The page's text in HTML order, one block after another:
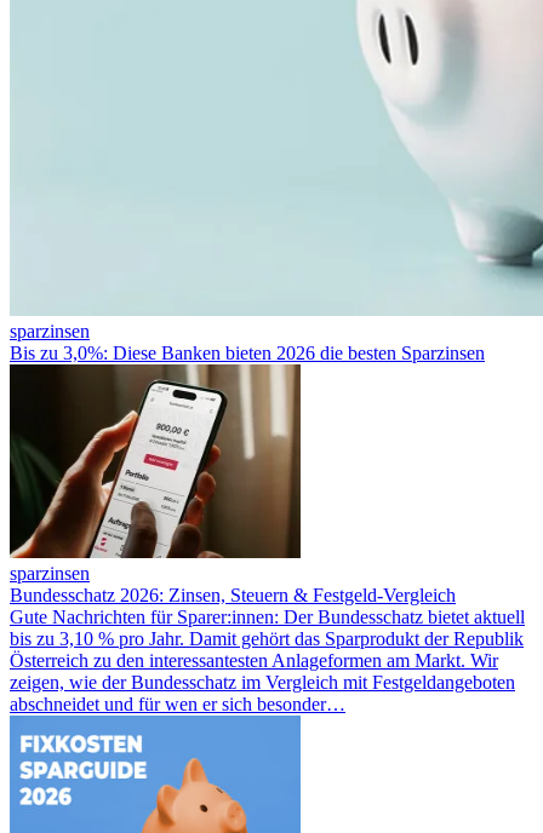
sparzinsen
Bis zu 3,0%: Diese Banken bieten 2026 die besten Sparzinsen
sparzinsen
Bundesschatz 2026: Zinsen, Steuern & Festgeld-Vergleich
Gute Nachrichten für Sparer:innen: Der Bundesschatz bietet aktuell
bis zu 3,10 % pro Jahr. Damit gehört das Sparprodukt der Republik
Österreich zu den interessantesten Anlageformen am Markt. Wir
zeigen, wie der Bundesschatz im Vergleich mit Festgeldangeboten
abschneidet und für wen er sich besonder…